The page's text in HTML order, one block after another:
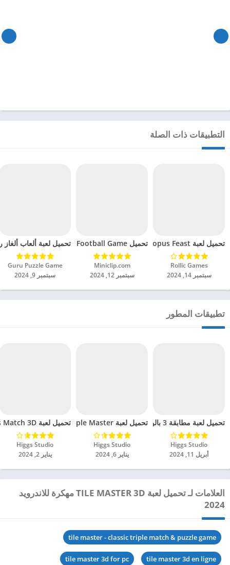
التطبيقات ذات الصلة
تحميل لعبة Octopus Feast مهكرة للاندرويد 2024
Rollic Games‏
سبتمبر 14, 2024
تحميل Soccer Hero PvP Football Game مهكرة للاندرويد 2024
Miniclip.com‏
سبتمبر 12, 2024
تحميل لعبة ألعاب ألغاز
Guru Puzzle Game‏
سبتمبر 9, 2024
تطبيقات المطور
تحميل لعبة مطابقة 3 بالونات مهكرة للاندرويد 2024
Higgs Studio‏
أبريل 11, 2024
تحميل لعبة Goods Match 3D – Triple Master مهكرة للاندرويد 2024
Higgs Studio‏
يناير 6, 2024
تحميل لعبة Bubble Boxes Match 3D مهكرة للاندرويد 2024
Higgs Studio‏
يناير 2, 2024
العلامات لـ تحميل لعبة TILE MASTER 3D مهكرة للاندرويد
2024
tile master - classic triple match & puzzle game
tile master 3d en ligne
tile master 3d for pc